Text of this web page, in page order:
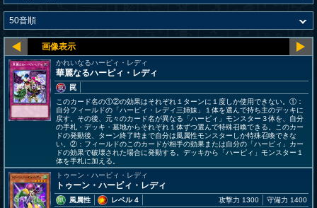
かれいなるハーピィ・レディ
華麗なるハーピィ・レディ
罠
このカード名の①②の効果はそれぞれ１ターンに１度しか使用できない。①：
自分フィールドの「ハーピィ・レディ三姉妹」１体を選んで持ち主のデッキに
戻す。その後、元々のカード名が異なる「ハーピィ」モンスター３体を、自分
の手札・デッキ・墓地からそれぞれ１体ずつ選んで特殊召喚できる。このカー
ドの発動後、ターン終了時まで自分は風属性モンスターしか特殊召喚できな
い。②：フィールドのこのカードが相手の効果または自分の「ハーピィ」カー
ドの効果で破壊された場合に発動する。デッキから「ハーピィ」モンスター１
体を手札に加える。
トゥーン・ハーピィ・レディ
トゥーン・ハーピィ・レディ
風属性
レベル 4
攻撃力 1300 守備力 1400